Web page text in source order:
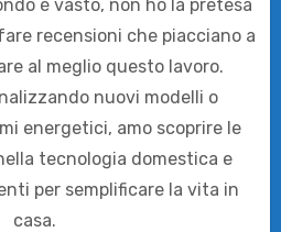
è vasto, non ho la pretesa
recensioni che piacciano a
al meglio questo lavoro.
nuovi modelli o
energetici, amo scoprire le
tecnologia domestica e
per semplificare la vita in
casa.